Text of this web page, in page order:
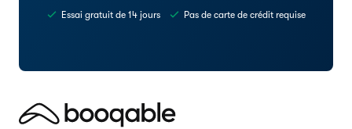
Essai gratuit de 14 jours Pas de carte de crédit requise